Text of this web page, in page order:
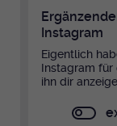
Instagram
Eigentlich
Instagram für
ihn dir